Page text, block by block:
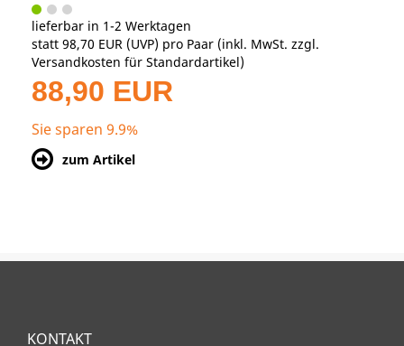
lieferbar in 1-2 Werktagen
statt 98,70 EUR (UVP) pro Paar (inkl. MwSt. zzgl.
Versandkosten für Standardartikel)
88,90 EUR
Sie sparen 9.9%
zum Artikel
KONTAKT